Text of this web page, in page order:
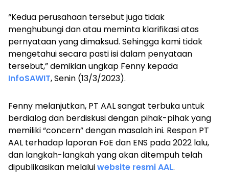
“Kedua perusahaan tersebut juga tidak
menghubungi dan atau meminta klarifikasi atas
pernyataan yang dimaksud. Sehingga kami tidak
mengetahui secara pasti isi dalam penyataan
tersebut,” demikian ungkap Fenny kepada
InfoSAWIT, Senin (13/3/2023).
Fenny melanjutkan, PT AAL sangat terbuka untuk
berdialog dan berdiskusi dengan pihak-pihak yang
memiliki “concern” dengan masalah ini. Respon PT
AAL terhadap laporan FoE dan ENS pada 2022 lalu,
dan langkah-langkah yang akan ditempuh telah
dipublikasikan melaluiwebsite resmi AAL.